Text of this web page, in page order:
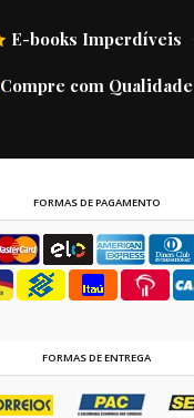
E-books Imperdíveis
Compre com Qualidade
FORMAS DE PAGAMENTO
FORMAS DE ENTREGA